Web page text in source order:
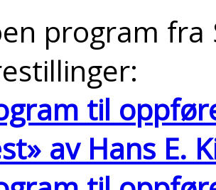
program
til
av Hans E.